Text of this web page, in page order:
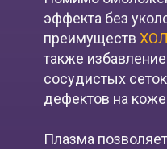
эффекта без
преимуществ
также
сосудистых
дефектов на
Плазма